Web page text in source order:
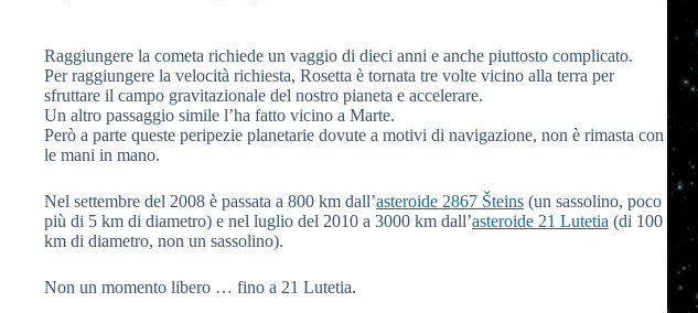
Raggiungere la cometa richiede un vaggio di dieci anni e anche piuttosto complicato.
Per raggiungere la velocità richiesta, Rosetta è tornata tre volte vicino alla terra per
sfruttare il campo gravitazionale del nostro pianeta e accelerare.
Un altro passaggio simile l’ha fatto vicino a Marte.
Però a parte queste peripezie planetarie dovute a motivi di navigazione, non è rimasta con
le mani in mano.
Nel settembre del 2008 è passata a 800 km dall’asteroide 2867 Šteins (un sassolino, poco
più di 5 km di diametro) e nel luglio del 2010 a 3000 km dall’asteroide 21 Lutetia (di 100
km di diametro, non un sassolino).
Non un momento libero … fino a 21 Lutetia.